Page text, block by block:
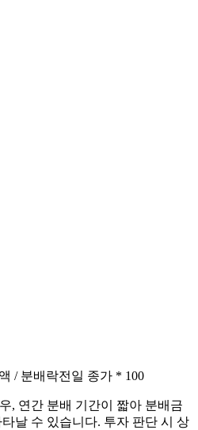
/ 분배락전일 종가 * 100
, 연간 분배 기간이 짧아 분배금
날 수 있습니다. 투자 판단 시 상